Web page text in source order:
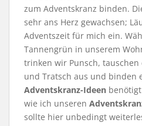
zum Adventskranz binden.
sehr ans Herz gewachsen;
Adventszeit für mich ein.
Tannengrün in unserem
trinken wir Punsch,
und Tratsch aus und binden
Adventskranz-Ideen
wie ich unseren
sollte hier unbedingt